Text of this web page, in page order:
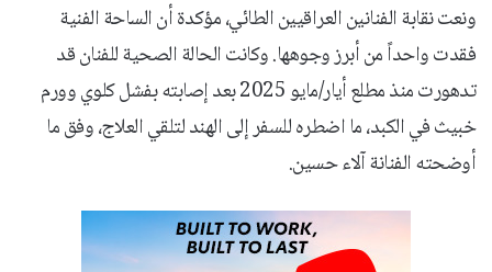
ونعت نقابة الفنانين العراقيين الطائي، مؤكدة أن الساحة الفنية
فقدت واحداً من أبرز وجوهها. وكانت الحالة الصحية للفنان قد
تدهورت منذ مطلع أيار/مايو 2025 بعد إصابته بفشل كلوي وورم
خبيث في الكبد، ما اضطره للسفر إلى الهند لتلقي العلاج، وفق ما
أوضحته الفنانة آلاء حسين.